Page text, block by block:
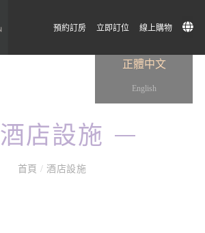
預約訂房 立即訂位 線上購物
正體中文
English
酒店設施
首頁/ 酒店設施